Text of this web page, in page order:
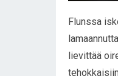
Flunssa
lievittää